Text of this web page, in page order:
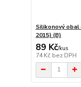
Silikonový obal
2015) (B)
89 Kč/kus
74 Kč bez DPH